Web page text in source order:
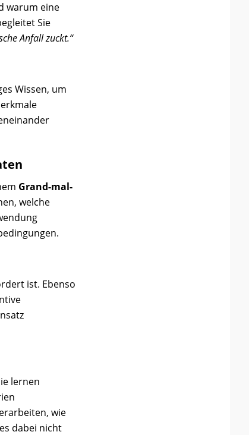
warum eine
Sie
Anfall zuckt.“
Wissen, um
Grand-mal-
welche
ist. Ebenso
lernen
wie
dabei nicht